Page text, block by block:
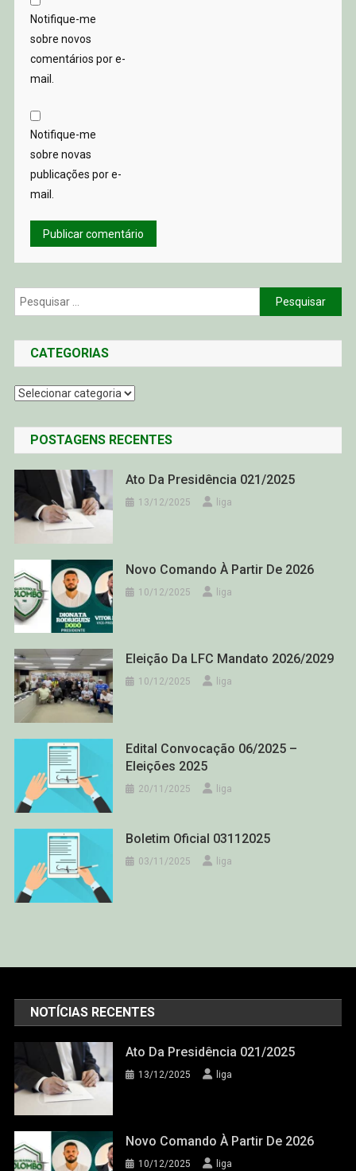
Notifique-me
sobre novos
comentários por e-
mail.
Notifique-me
sobre novas
publicações por e-
mail.
Pesquisar
por:
CATEGORIAS
Categorias
POSTAGENS RECENTES
Ato Da Presidência 021/2025
13/12/2025 liga
Novo Comando À Partir De 2026
10/12/2025 liga
Eleição Da LFC Mandato 2026/2029
10/12/2025 liga
Edital Convocação 06/2025 –
Eleições 2025
20/11/2025 liga
Boletim Oficial 03112025
03/11/2025 liga
NOTÍCIAS RECENTES
Ato Da Presidência 021/2025
13/12/2025 liga
Novo Comando À Partir De 2026
10/12/2025 liga